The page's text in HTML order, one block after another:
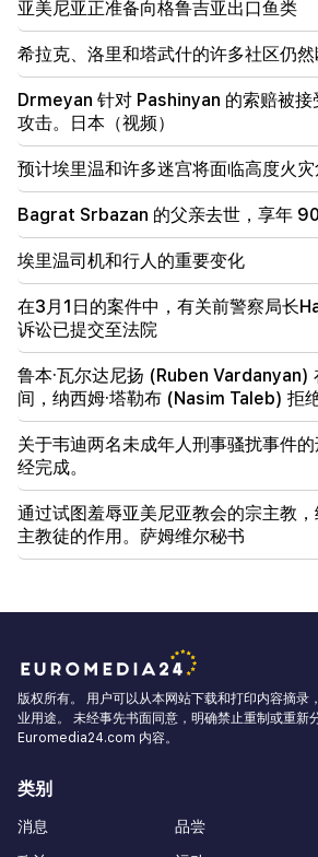
克
18:21
亚美尼亚产品向俄罗斯市场出口的不
忧。鲁宾扬 到 马特维延科
18:11
努巴拉申垃圾填埋场发生的悲惨事件
亚美尼亚正准备向格鲁吉亚出口鱼类
希拉克、洛里和塔武什的许多社区仍
Drmeyan 针对 Pashinyan 的索赔被
攻击。日本（视频）
预计埃里温和许多迷宫将面临高度火
Bagrat Srbazan 的父亲去世，享年
埃里温司机和行人的重要变化
在3月1日的案件中，有关前警察局长
诉讼已提交至法院
鲁本·瓦尔达尼扬 (Ruben Vardanyan)
间，纳西姆·塔勒布 (Nasim Taleb) 拒
关于韦迪两名未成年人刑事骚扰事件
经完成。
通过试图羞辱亚美尼亚教会的宗主教
主教徒的作用。萨姆维尔秘书
版权所有。 用户可以从本网站下载和打印内容摘录
业用途。 未经事先书面同意，明确禁止重制或重新
Euromedia24.com 内容。
类别
消息
品尝